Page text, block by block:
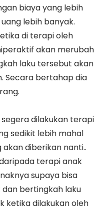
biaya yang lebih
lebih banyak.
di terapi oleh
akan merubah
laku tersebut akan
Secara bertahap dia
dilakukan terapi
sedikit lebih mahal
diberikan nanti..
terapi anak
supaya bisa
bertingkah laku
ketika dilakukan oleh